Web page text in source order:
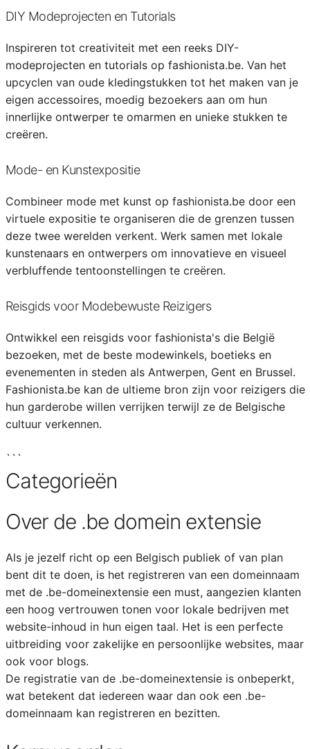
DIY Modeprojecten en Tutorials
Inspireren tot creativiteit met een reeks DIY-
modeprojecten en tutorials op fashionista.be. Van het
upcyclen van oude kledingstukken tot het maken van je
eigen accessoires, moedig bezoekers aan om hun
innerlijke ontwerper te omarmen en unieke stukken te
creëren.
Mode- en Kunstexpositie
Combineer mode met kunst op fashionista.be door een
virtuele expositie te organiseren die de grenzen tussen
deze twee werelden verkent. Werk samen met lokale
kunstenaars en ontwerpers om innovatieve en visueel
verbluffende tentoonstellingen te creëren.
Reisgids voor Modebewuste Reizigers
Ontwikkel een reisgids voor fashionista's die België
bezoeken, met de beste modewinkels, boetieks en
evenementen in steden als Antwerpen, Gent en Brussel.
Fashionista.be kan de ultieme bron zijn voor reizigers die
hun garderobe willen verrijken terwijl ze de Belgische
cultuur verkennen.
```
Categorieën
Over de .be domein extensie
Als je jezelf richt op een Belgisch publiek of van plan
bent dit te doen, is het registreren van een domeinnaam
met de .be-domeinextensie een must, aangezien klanten
een hoog vertrouwen tonen voor lokale bedrijven met
website-inhoud in hun eigen taal. Het is een perfecte
uitbreiding voor zakelijke en persoonlijke websites, maar
ook voor blogs.
De registratie van de .be-domeinextensie is onbeperkt,
wat betekent dat iedereen waar dan ook een .be-
domeinnaam kan registreren en bezitten.